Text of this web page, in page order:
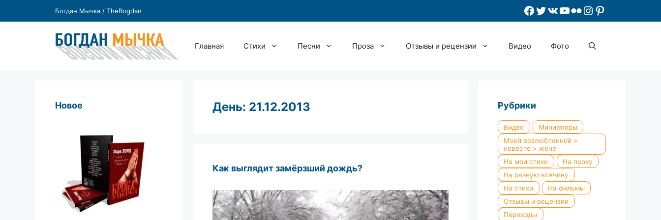
Facebook
Twitter
ВКонтакте
YouTube
Flickr
Instagram
Pinterest
Богдан Мычка / TheBogdan
Главная Стихи Песни Проза Отзывы и рецензии Видео Фото
День: 21.12.2013
Как выглядит замёрзший дождь?
Новое Рубрики
Видео
Миниатюры
Моей возлюбленной >
невесте > жене
На мои стихи
На прозу
На разную всячину
На стихи
На фильмы
Отзывы и рецензии
Переводы